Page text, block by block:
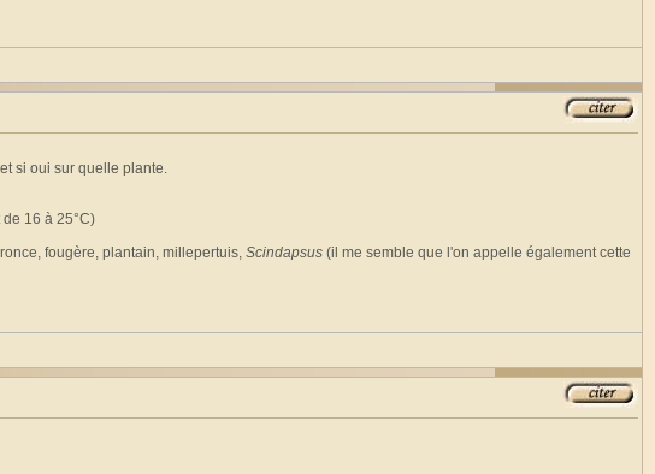
si oui sur quelle plante.
16 à 25°C)
fougère, plantain, millepertuis, Scindapsus (il me semble que l'on appelle également cette